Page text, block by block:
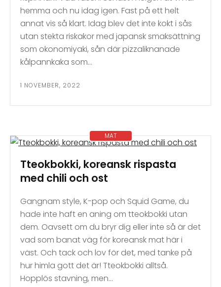
hemma och nu idag igen. Fast på ett helt
annat vis så klart. Idag blev det inte kokt i sås
utan stekta riskakor med japansk smaksättning
som okonomiyaki, sån där pizzaliknanade
kålpannkaka som…
1 NOVEMBER, 2022
MAT
Tteokbokki, koreansk rispasta
med chili och ost
Gangnam style, K-pop och Squid Game, du
hade inte haft en aning om tteokbokki utan
dem. Oavsett om du bryr dig eller inte så är det
vad som banat väg för koreansk mat här i
väst. Och tack och lov för det, med tanke på
hur himla gott det är! Tteokbokki alltså.
Hopplös stavning, men…